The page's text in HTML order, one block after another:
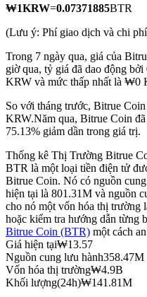
USDC Futures vĩnh cửu
Futures sử dụng USDC
Sao chép Giao dịch
₩1KRW=0.07371885BTR
(Lưu ý: Phí giao dịch và chi
Trong 7 ngày qua, giá của
giờ qua, tỷ giá đã dao động
KRW và mức thấp nhất là ₩0
So với tháng trước, Bitrue
KRW.Năm qua, Bitrue Coin
75.13% giảm dần trong giá trị.
Thống kê Thị Trường Bitrue
BTR là một loại tiền điện tử
Bitrue Coin. Nó có nguồn
hiện tại là 801.31M và nguồn
cho nó một vốn hóa thị trường
hoặc kiểm tra hướng dẫn từng
Bitrue Coin (BTR) một cách
Giá hiện tại₩13.57
Nguồn cung lưu hành358.47M
Vốn hóa thị trường₩4.9B
Khối lượng(24h)₩141.81M